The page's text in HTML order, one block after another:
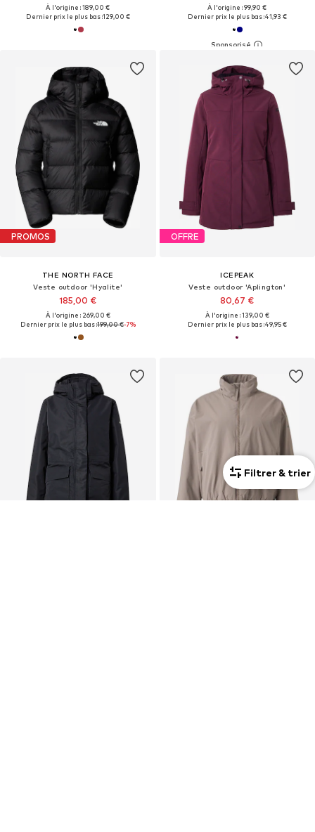
À l'origine : 189,00 €
Dernier prix le plus bas :129,00 €
À l'origine : 99,90 €
Dernier prix le plus bas :41,93 €
PROMOS
THE NORTH FACE
Veste outdoor 'Hyalite'
185,00 €
À l'origine : 269,00 €
Dernier prix le plus bas :199,00 €-7%
OFFRE
ICEPEAK
Veste outdoor 'Aplington'
80,67 €
À l'origine : 139,00 €
Dernier prix le plus bas :49,95 €
Filtrer & trier